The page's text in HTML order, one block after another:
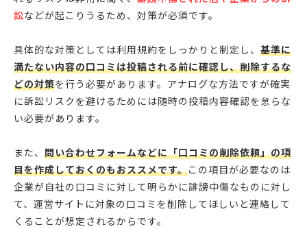
訟などが起こりうるため、対策が必須です。
具体的な対策としては利用規約をしっかりと制定し、 基準に
満たない内容の口コミは投稿される前に確認し、削除するな
どの対策を行う必要があります。アナログな方法ですが確実
に訴訟リスクを避けるためには随時の投稿内容確認を怠らな
い必要があります。
また、 問い合わせフォームなどに「口コミの削除依頼」の項
目を作成しておくのもおススメです。この項目が必要なのは
企業が自社の口コミに対して明らかに誹謗中傷なものに対し
て、運営サイトに対象の口コミを削除してほしいと連絡して
くることが想定されるからです。